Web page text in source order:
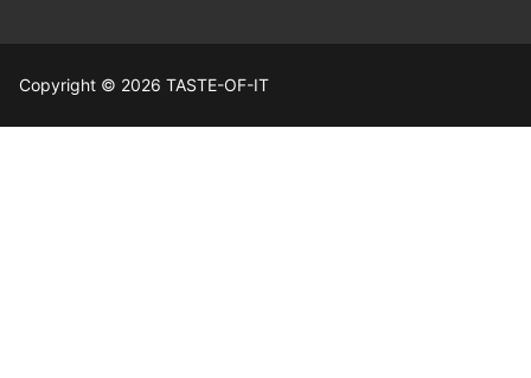
Copyright © 2026 TASTE-OF-IT